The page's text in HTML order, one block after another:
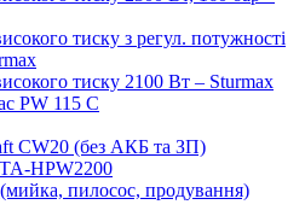
тиску з регул. потужності
тиску 2100 Вт – Sturmax
PW 115 C
CW20 (без АКБ та ЗП)
HPW2200
пилосос, продування)